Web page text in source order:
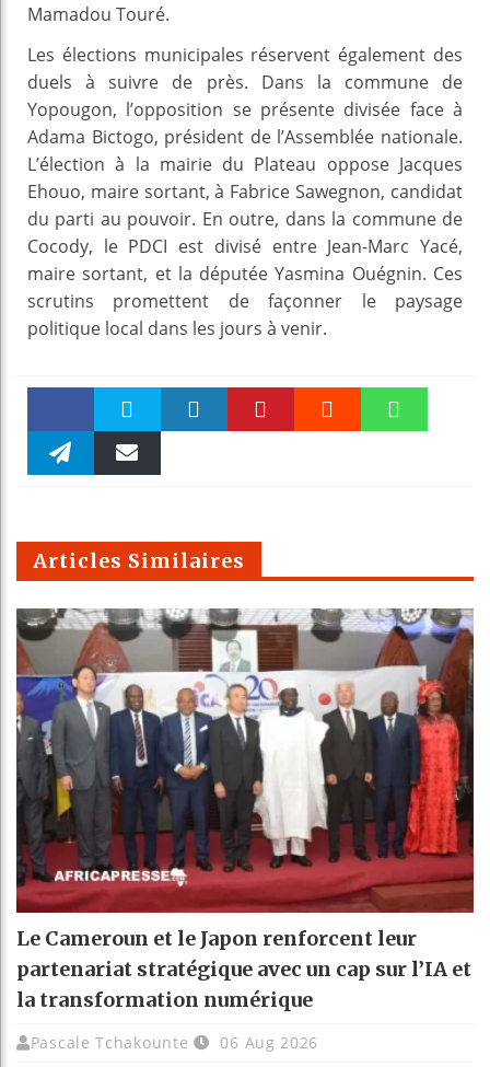
Mamadou Touré.
Les élections municipales réservent également des
duels à suivre de près. Dans la commune de
Yopougon, l’opposition se présente divisée face à
Adama Bictogo, président de l’Assemblée nationale.
L’élection à la mairie du Plateau oppose Jacques
Ehouo, maire sortant, à Fabrice Sawegnon, candidat
du parti au pouvoir. En outre, dans la commune de
Cocody, le PDCI est divisé entre Jean-Marc Yacé,
maire sortant, et la députée Yasmina Ouégnin. Ces
scrutins promettent de façonner le paysage
politique local dans les jours à venir.
Faceboo Twitter
m
Articles Similaires
Le Cameroun et le Japon renforcent leur
partenariat stratégique avec un cap sur l’IA et
la transformation numérique
Pascale Tchakounte 06 Aug 2026